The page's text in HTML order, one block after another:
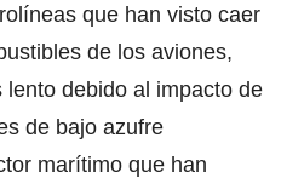
que han visto caer
de los aviones,
debido al impacto de
de bajo azufre
marítimo que han